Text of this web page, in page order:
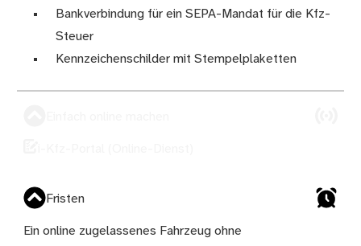
Bankverbindung für ein SEPA-Mandat für die Kfz-
Steuer
Kennzeichenschilder mit Stempelplaketten
Fristen
Ein online zugelassenes Fahrzeug ohne